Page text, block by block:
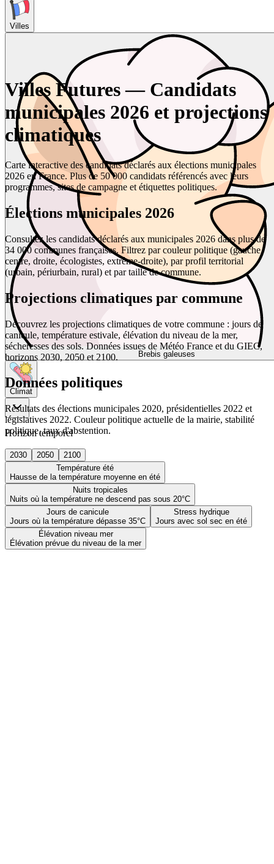
Villes
Brebis galeuses
Climat
Horizon temporel
2030 2050
2100
Température été
Hausse de la température moyenne en été
Nuits tropicales
Nuits où la température ne descend pas sous 20°C
Jours de canicule
Jours où la température dépasse 35°C
Stress hydrique
Jours avec sol sec en été
Élévation niveau mer
Élévation prévue du niveau de la mer
Villes Futures — Candidats
municipales 2026 et projections
climatiques
Carte interactive des candidats déclarés aux élections municipales
2026 en France. Plus de 50 000 candidats référencés avec leurs
programmes, sites de campagne et étiquettes politiques.
Élections municipales 2026
Consultez les candidats déclarés aux municipales 2026 dans plus de
34 000 communes françaises. Filtrez par couleur politique (gauche,
centre, droite, écologistes, extrême-droite), par profil territorial
(urbain, périurbain, rural) et par taille de commune.
Projections climatiques par commune
Découvrez les projections climatiques de votre commune : jours de
canicule, température estivale, élévation du niveau de la mer,
sécheresses des sols. Données issues de Météo France et du GIEC,
horizons 2030, 2050 et 2100.
Données politiques
Résultats des élections municipales 2020, présidentielles 2022 et
législatives 2022. Couleur politique actuelle de la mairie, stabilité
politique, taux d'abstention.